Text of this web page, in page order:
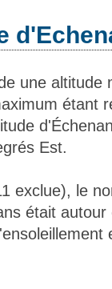
une altitude
étant
Est.
exclue), le
était